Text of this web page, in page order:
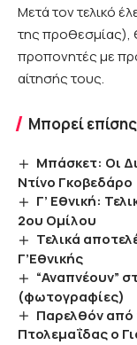
Μετά τον τελικό
της προθεσμίας),
προπονητές με
αίτησής τους.
Μπορεί
Μπάσκετ: Oι
Ντίνο Γκοβεδάρο
Γ’ Εθνική:
2ου Ομίλου
Τελικά
Γ’Εθνικής
“Αναπνέουν”
(φωτογραφίες)
Παρελθόν από
Πτολεμαΐδας ο